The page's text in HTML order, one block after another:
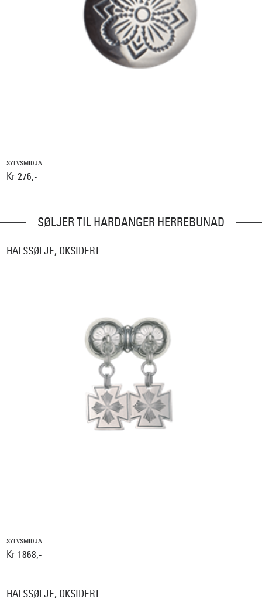
SYLVSMIDJA
Kr 276,-
SØLJER TIL HARDANGER HERREBUNAD
HALSSØLJE, OKSIDERT
SYLVSMIDJA
Kr 1868,-
HALSSØLJE, OKSIDERT